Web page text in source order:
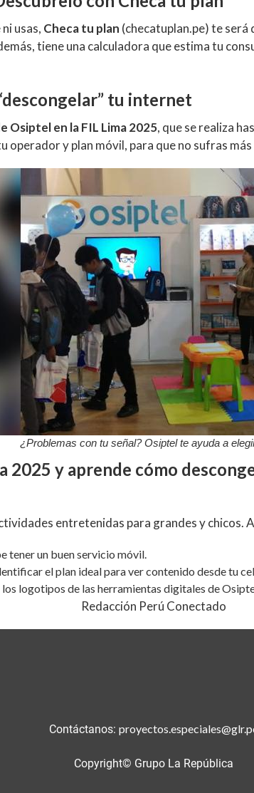
usas, Checa tu plan (checatuplan.pe) te será
tiene una calculadora que estima tu
tu internet
Osiptel en la FIL Lima 2025, que se realiza
y plan móvil, para que no sufras más
¿Problemas con tu señal? Osiptel te ayuda a
2025 y aprende cómo
entretenidas para grandes y chicos.
tener un buen servicio móvil.
el plan ideal para ver contenido desde tu
logotipos de las herramientas digitales de
Redacción Perú Conectado
Contáctanos:
Copyright© Grupo La República